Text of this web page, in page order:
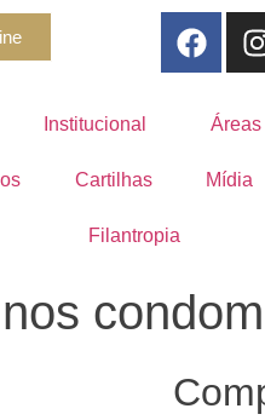
Institucional Áreas
Cartilhas Mídia
Filantropia